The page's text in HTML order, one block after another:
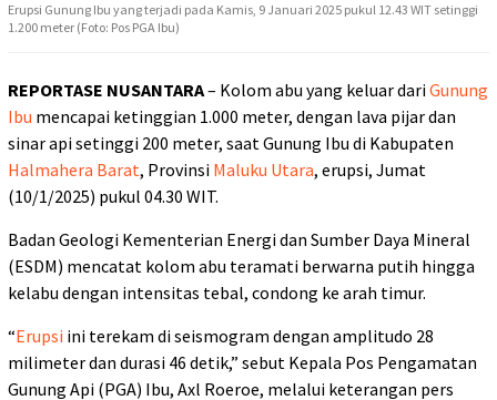
Erupsi Gunung Ibu yang terjadi pada Kamis, 9 Januari 2025 pukul 12.43 WIT setinggi
1.200 meter (Foto: Pos PGA Ibu)
REPORTASE NUSANTARA– Kolom abu yang keluar dariGunung
Ibu mencapai ketinggian 1.000 meter, dengan lava pijar dan
sinar api setinggi 200 meter, saat Gunung Ibu di Kabupaten
Halmahera Barat, Provinsi Maluku Utara, erupsi, Jumat
(10/1/2025) pukul 04.30 WIT.
Badan Geologi Kementerian Energi dan Sumber Daya Mineral
(ESDM) mencatat kolom abu teramati berwarna putih hingga
kelabu dengan intensitas tebal, condong ke arah timur.
“Erupsi ini terekam di seismogram dengan amplitudo 28
milimeter dan durasi 46 detik,” sebut Kepala Pos Pengamatan
Gunung Api (PGA) Ibu, Axl Roeroe, melalui keterangan pers